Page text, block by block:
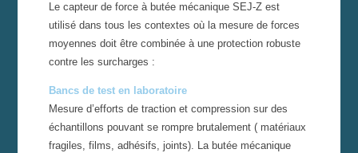
Le capteur de force à butée mécanique SEJ-Z est
utilisé dans tous les contextes où la mesure de forces
moyennes doit être combinée à une protection robuste
contre les surcharges :
Bancs de test en laboratoire
Mesure d’efforts de traction et compression sur des
échantillons pouvant se rompre brutalement ( matériaux
fragiles, films, adhésifs, joints). La butée mécanique